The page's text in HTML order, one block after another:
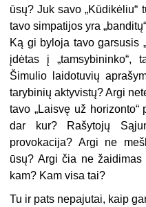
ūsų? Juk savo „Kūdikėliu“
tavo simpatijos yra
Ką gi byloja tavo garsusis
įdėtas į
Šimulio laidotuvių
tarybinių aktyvistų? Argi
tavo „Laisvę už
dar kur? Rašytojų
provokacija? Argi ne
ūsų? Argi čia ne
kam? Kam visa tai?
Tu ir pats nepajutai, kaip